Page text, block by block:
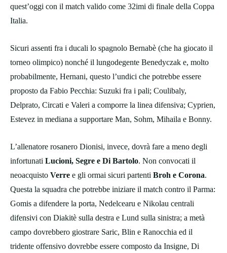
quest’oggi con il match valido come 32imi di finale della Coppa
Italia.
Sicuri assenti fra i ducali lo spagnolo Bernabè (che ha giocato il
torneo olimpico) nonché il lungodegente Benedyczak e, molto
probabilmente, Hernani, questo l’undici che potrebbe essere
proposto da Fabio Pecchia: Suzuki fra i pali; Coulibaly,
Delprato, Circati e Valeri a comporre la linea difensiva; Cyprien,
Estevez in mediana a supportare Man, Sohm, Mihaila e Bonny.
L’allenatore rosanero Dionisi, invece, dovrà fare a meno degli
infortunati Lucioni, Segre e Di Bartolo. Non convocati il
neoacquisto Verre e gli ormai sicuri partenti Broh e Corona.
Questa la squadra che potrebbe iniziare il match contro il Parma:
Gomis a difendere la porta, Nedelcearu e Nikolau centrali
difensivi con Diakitè sulla destra e Lund sulla sinistra; a metà
campo dovrebbero giostrare Saric, Blin e Ranocchia ed il
tridente offensivo dovrebbe essere composto da Insigne, Di